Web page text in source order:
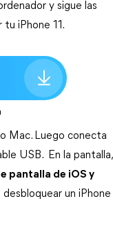
y sigue las
iPhone 11.
Mac. Luego conecta
USB.  En la pantalla,
pantalla de iOS y
desbloquear un iPhone